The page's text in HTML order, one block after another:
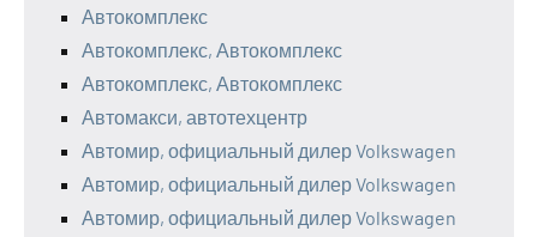
Автокомплекс
Автокомплекс, Автокомплекс
Автокомплекс, Автокомплекс
Автомакси, автотехцентр
Автомир, официальный дилер Volkswagen
Автомир, официальный дилер Volkswagen
Автомир, официальный дилер Volkswagen